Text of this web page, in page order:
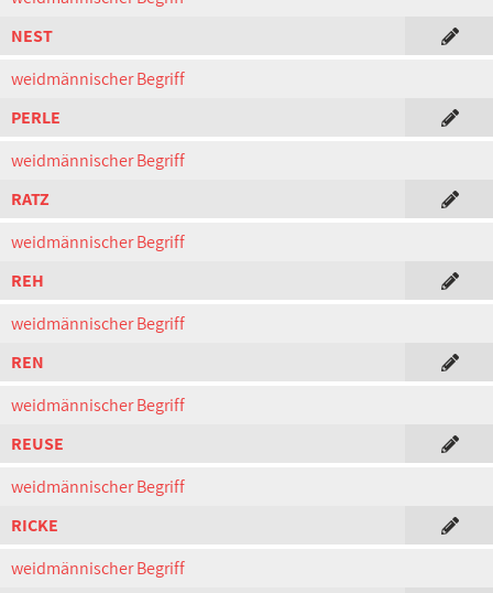
NEST
weidmännischer Begriff
PERLE
weidmännischer Begriff
RATZ
weidmännischer Begriff
REH
weidmännischer Begriff
REN
weidmännischer Begriff
REUSE
weidmännischer Begriff
RICKE
weidmännischer Begriff